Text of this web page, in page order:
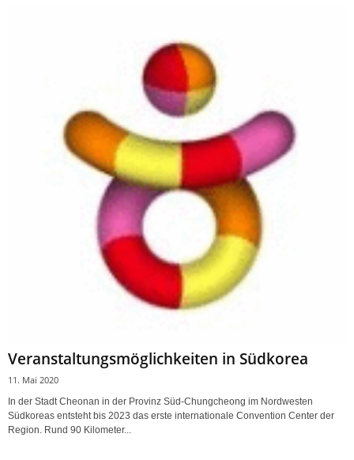
Veranstaltungsmöglichkeiten in Südkorea
11. Mai 2020
In der Stadt Cheonan in der Provinz Süd-Chungcheong im Nordwesten
Südkoreas entsteht bis 2023 das erste internationale Convention Center der
Region. Rund 90 Kilometer...